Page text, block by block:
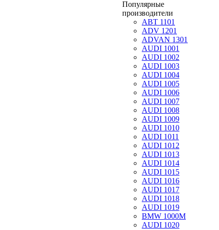
Популярные
производители
ABT 1101
ADV 1201
ADVAN 1301
AUDI 1001
AUDI 1002
AUDI 1003
AUDI 1004
AUDI 1005
AUDI 1006
AUDI 1007
AUDI 1008
AUDI 1009
AUDI 1010
AUDI 1011
AUDI 1012
AUDI 1013
AUDI 1014
AUDI 1015
AUDI 1016
AUDI 1017
AUDI 1018
AUDI 1019
BMW 1000M
AUDI 1020